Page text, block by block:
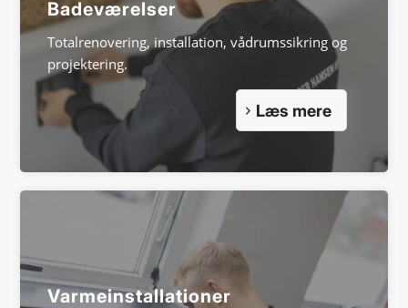
Badeværelser
Totalrenovering, installation, vådrumssikring og
projektering.
Læs mere
Varme­installationer